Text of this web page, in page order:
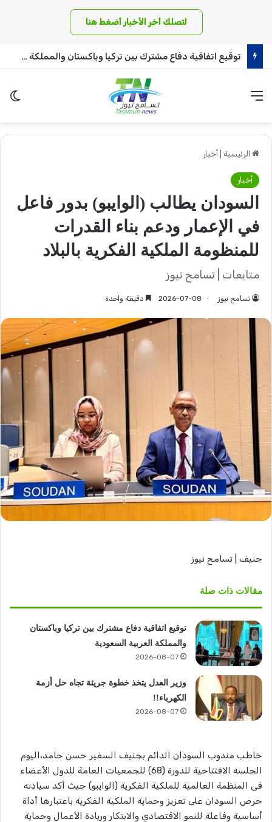
لتصلك أخر الأخبار أضغط هنا
توقيع اتفاقية دفاع مشترك بين تركيا وباكستان والمملكة العربية السعودية
القائمة
الرئيسية أخبار
أخبار
السودان يطالب (الوايبو) بدور فاعل
في الإعمار ودعم بناء القدرات
للمنظومة الملكية الفكرية بالبلاد
متابعات | تسامح نيوز
تسامح نيوز 2026-07-08 دقيقة واحدة
جنيف | تسامح نيوز
مقالات ذات صلة
توقيع اتفاقية دفاع مشترك بين تركيا وباكستان
والمملكة العربية السعودية
2026-08-07
وزير العدل يتخذ خطوة جريئة تجاه حل أزمة
الكهرباء!!
2026-08-07
خاطب مندوب السودان الدائم بجنيف السفير حسن حامد،اليوم
الجلسه الافتتاحية للدورة (68) للجمعيات العامة للدول الأعضاء
فى المنظمة العالمية للملكية الفكرية (الوايبو) حيث أكد سيادته
حرص السودان على تعزيز وحماية الملكية الفكرية باعتبارها أداة
أساسية وفاعلة للنمو الاقتصادي والابتكار وريادة الأعمال وحماية